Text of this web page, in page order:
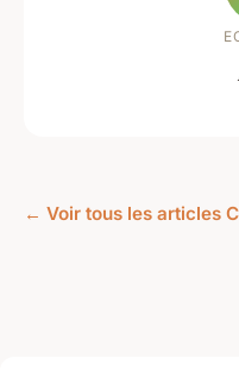
← Voir tous les articles